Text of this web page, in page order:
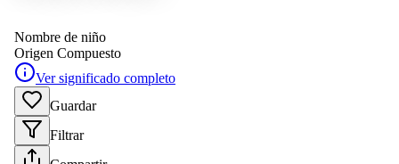
Nombre de niño
Origen Compuesto
Ver significado completo
Guardar
Filtrar